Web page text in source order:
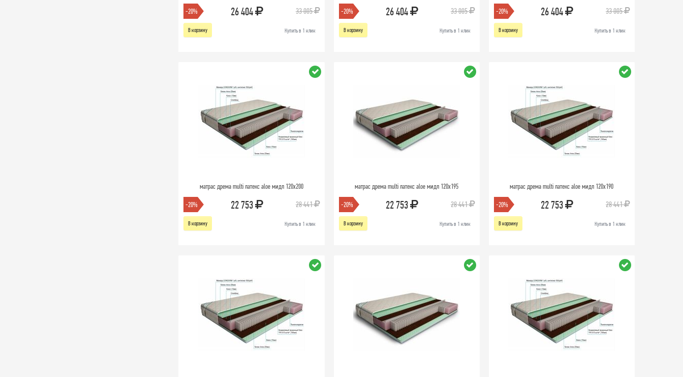
-20% 26 404 33 005
В корзину Купить в 1 клик
-20% 26 404 33 005
В корзину Купить в 1 клик
-20% 26 404 33 005
В корзину Купить в 1 клик
матрас дрема multi латекс aloe мидл 120х200
-20% 22 753 28 441
В корзину Купить в 1 клик
матрас дрема multi латекс aloe мидл 120х195
-20% 22 753 28 441
В корзину Купить в 1 клик
матрас дрема multi латекс aloe мидл 120х190
-20% 22 753 28 441
В корзину Купить в 1 клик